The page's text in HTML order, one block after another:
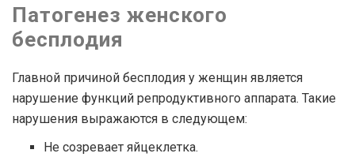
Патогенез женского
бесплодия
Главной причиной бесплодия у женщин является
нарушение функций репродуктивного аппарата. Такие
нарушения выражаются в следующем:
Не созревает яйцеклетка.